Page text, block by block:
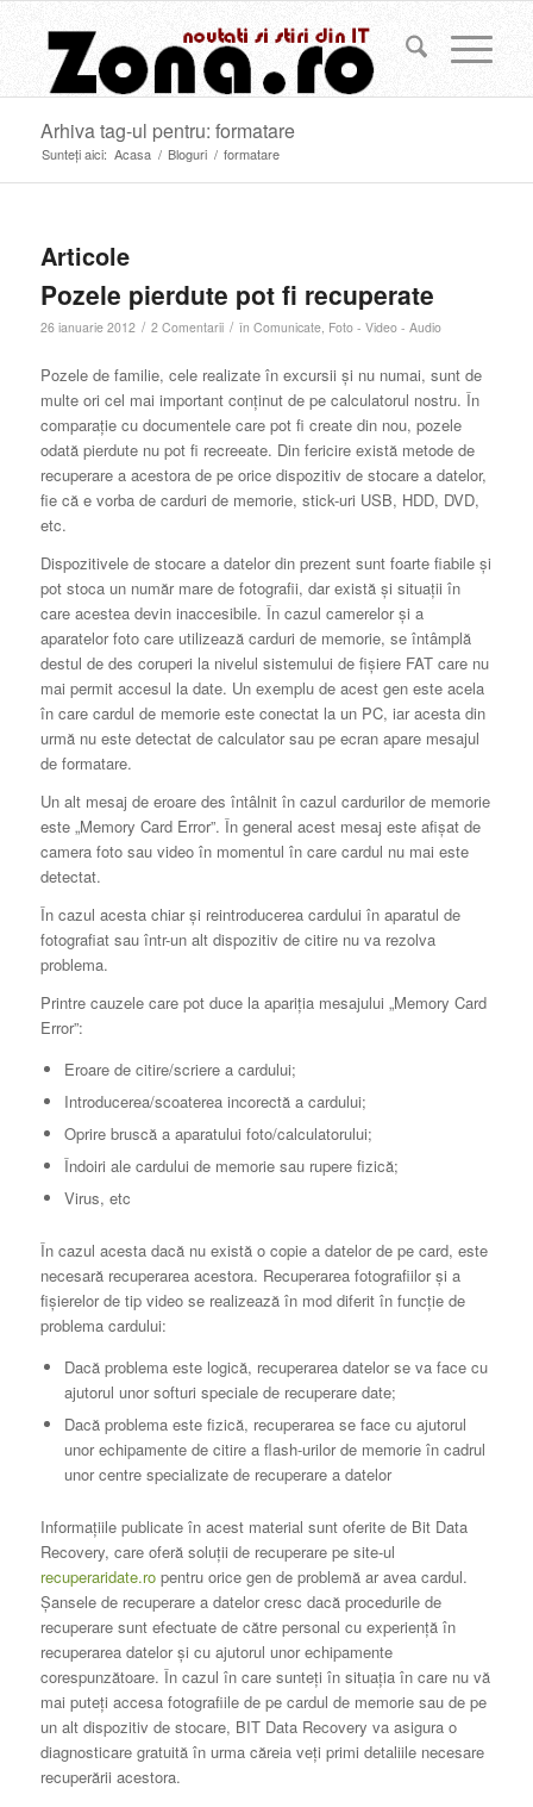
Arhiva tag-ul pentru: formatare
Sunteți aici: Acasa / Bloguri / formatare
Articole
Pozele pierdute pot fi recuperate
26 ianuarie 2012 / 2 Comentarii / în Comunicate, Foto - Video - Audio
Pozele de familie, cele realizate în excursii și nu numai, sunt de
multe ori cel mai important conținut de pe calculatorul nostru. În
comparație cu documentele care pot fi create din nou, pozele
odată pierdute nu pot fi recreeate. Din fericire există metode de
recuperare a acestora de pe orice dispozitiv de stocare a datelor,
fie că e vorba de carduri de memorie, stick-uri USB, HDD, DVD,
etc.
Dispozitivele de stocare a datelor din prezent sunt foarte fiabile și
pot stoca un număr mare de fotografii, dar există și situații în
care acestea devin inaccesibile. În cazul camerelor și a
aparatelor foto care utilizează carduri de memorie, se întâmplă
destul de des coruperi la nivelul sistemului de fișiere FAT care nu
mai permit accesul la date. Un exemplu de acest gen este acela
în care cardul de memorie este conectat la un PC, iar acesta din
urmă nu este detectat de calculator sau pe ecran apare mesajul
de formatare.
Un alt mesaj de eroare des întâlnit în cazul cardurilor de memorie
este „Memory Card Error”. În general acest mesaj este afișat de
camera foto sau video în momentul în care cardul nu mai este
detectat.
În cazul acesta chiar și reintroducerea cardului în aparatul de
fotografiat sau într-un alt dispozitiv de citire nu va rezolva
problema.
Printre cauzele care pot duce la apariția mesajului „Memory Card
Error”:
Eroare de citire/scriere a cardului;
Introducerea/scoaterea incorectă a cardului;
Oprire bruscă a aparatului foto/calculatorului;
Îndoiri ale cardului de memorie sau rupere fizică;
Virus, etc
În cazul acesta dacă nu există o copie a datelor de pe card, este
necesară recuperarea acestora. Recuperarea fotografiilor și a
fișierelor de tip video se realizează în mod diferit în funcție de
problema cardului:
Dacă problema este logică, recuperarea datelor se va face cu
ajutorul unor softuri speciale de recuperare date;
Dacă problema este fizică, recuperarea se face cu ajutorul
unor echipamente de citire a flash-urilor de memorie în cadrul
unor centre specializate de recuperare a datelor
Informaţiile publicate în acest material sunt oferite de Bit Data
Recovery, care oferă soluții de recuperare pe site-ul
recuperaridate.ropentru orice gen de problemă ar avea cardul.
Șansele de recuperare a datelor cresc dacă procedurile de
recuperare sunt efectuate de către personal cu experiență în
recuperarea datelor și cu ajutorul unor echipamente
corespunzătoare. În cazul în care sunteți în situația în care nu vă
mai puteți accesa fotografiile de pe cardul de memorie sau de pe
un alt dispozitiv de stocare, BIT Data Recovery va asigura o
diagnosticare gratuită în urma căreia veți primi detaliile necesare
recuperării acestora.